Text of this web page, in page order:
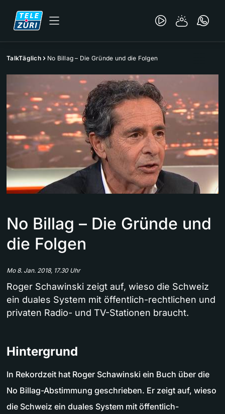
TalkTäglich No Billag – Die Gründe und die Folgen
No Billag – Die Gründe und
die Folgen
Mo 8. Jan. 2018, 17.30 Uhr
Roger Schawinski zeigt auf, wieso die Schweiz
ein duales System mit öffentlich-rechtlichen und
privaten Radio- und TV-Stationen braucht.
Hintergrund
In Rekordzeit hat Roger Schawinski ein Buch über die
No Billag-Abstimmung geschrieben. Er zeigt auf, wieso
die Schweiz ein duales System mit öffentlich-